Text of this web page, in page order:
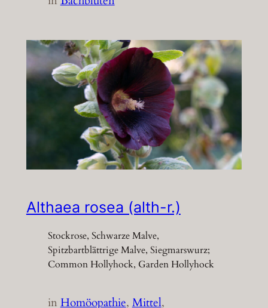
Althaea rosea (alth-r.)
Stockrose, Schwarze Malve,
Spitzbartblättrige Malve, Siegmarswurz;
Common Hollyhock, Garden Hollyhock
inHomöopathie, Mittel